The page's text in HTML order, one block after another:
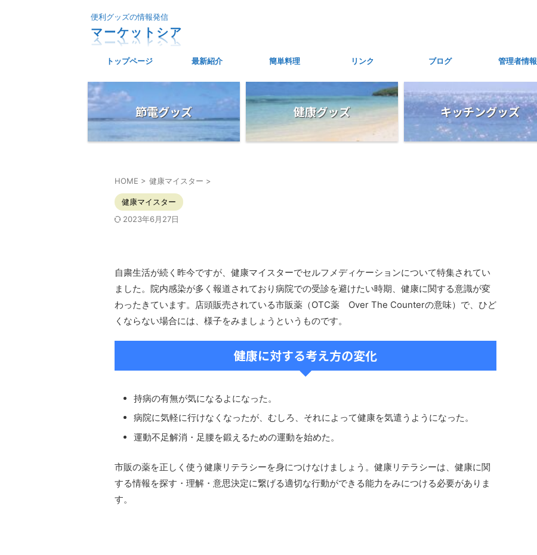
便利グッズの情報発信
マーケットシア
トップページ 最新紹介 簡単料理 リンク ブログ 管理者情報
節電グッズ 健康グッズ キッチングッズ
HOME > 健康マイスター >
健康マイスター
2023年6月27日
自粛生活が続く昨今ですが、健康マイスターでセルフメディケーションについて特集されてい
ました。院内感染が多く報道されており病院での受診を避けたい時期、健康に関する意識が変
わったきています。店頭販売されている市販薬（OTC薬 Over The Counterの意味）で、ひど
くならない場合には、様子をみましょうというものです。
健康に対する考え方の変化
持病の有無が気になるよになった。
病院に気軽に行けなくなったが、むしろ、それによって健康を気遣うようになった。
運動不足解消・足腰を鍛えるための運動を始めた。
市販の薬を正しく使う健康リテラシーを身につけなけましょう。健康リテラシーは、健康に関
する情報を探す・理解・意思決定に繋げる適切な行動ができる能力をみにつける必要がありま
す。